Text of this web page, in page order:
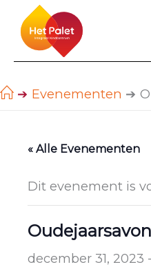
naar
Evenementen
« Alle Evenementen
Dit evenement is
december 31, 2023 -